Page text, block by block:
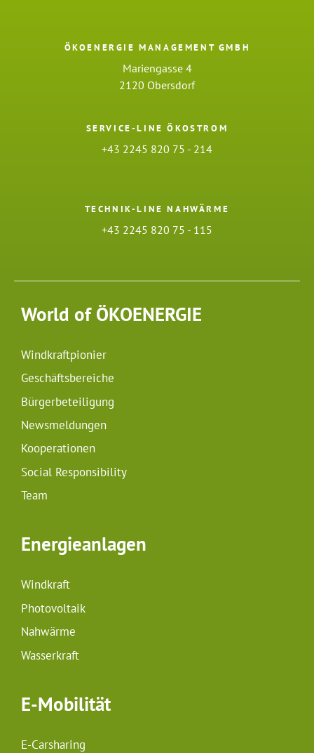
ÖKOENERGIE MANAGEMENT GMBH
Mariengasse 4
2120 Obersdorf
SERVICE-LINE ÖKOSTROM
+43 2245 820 75 - 214
TECHNIK-LINE NAHWÄRME
+43 2245 820 75 - 115
World of ÖKOENERGIE
Windkraftpionier
Geschäftsbereiche
Bürgerbeteiligung
Newsmeldungen
Kooperationen
Social Responsibility
Team
Energieanlagen
Windkraft
Photovoltaik
Nahwärme
Wasserkraft
E-Mobilität
E-Carsharing